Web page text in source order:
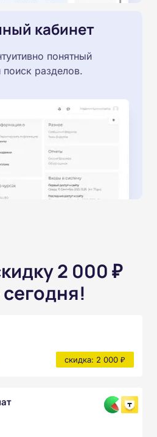
кабинет
понятный
поиск разделов.
2 000 ₽
скидка: 2 000 ₽